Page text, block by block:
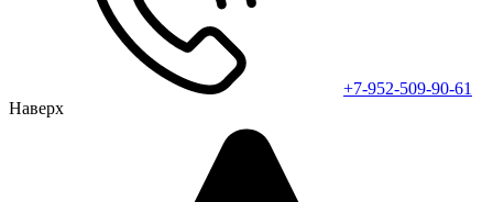
+7-952-509-90-61
Наверх